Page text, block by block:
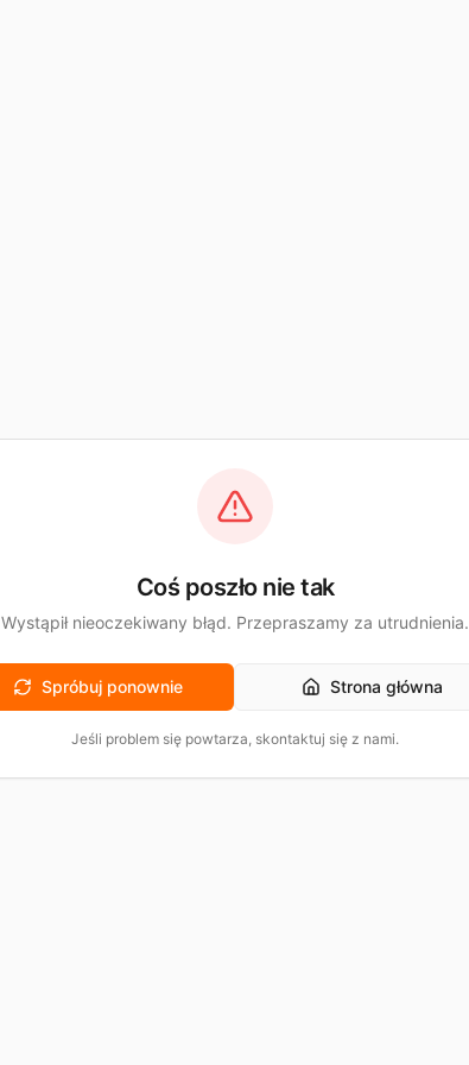
Coś poszło nie tak
Wystąpił nieoczekiwany błąd. Przepraszamy za utrudnienia.
Spróbuj ponownie Strona główna
Jeśli problem się powtarza, skontaktuj się z nami.